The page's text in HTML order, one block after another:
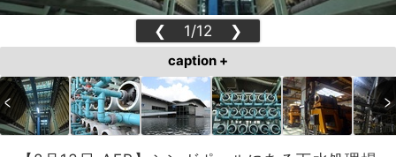
❮ 1/12 ❯
caption +